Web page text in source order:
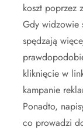
koszt poprzez
Gdy widzowie
spędzają
kliknięcie w
kampanie
Ponadto,
co prowadzi